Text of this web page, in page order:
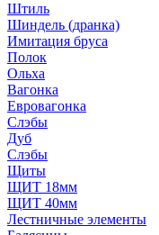
Штиль
Шиндель (дранка)
Имитация бруса
Полок
Ольха
Вагонка
Евровагонка
Слэбы
Дуб
Слэбы
Щиты
ЩИТ 18мм
ЩИТ 40мм
Лестничные элементы